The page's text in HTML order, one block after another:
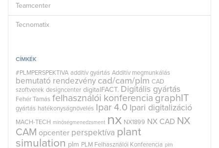
Teamcenter
Tecnomatix
CÍMKÉK
#PLMPERSPEKTIVA additív gyártás Additív megmunkálás
bemutató rendezvény cad/cam/plm CAD
szoftverek designcenter digitalFACT. Digitális gyártás
Fehér Tamás felhasználói konferencia graphIT
gyártás hatékonyságnövelés Ipar 4.0 Ipari digitalizáció
MACH-TECH minőségmenedzsment nx NX1899 NX CAD NX
CAM opcenter perspektíva plant
simulation plm PLM Felhasználói Konferencia plm